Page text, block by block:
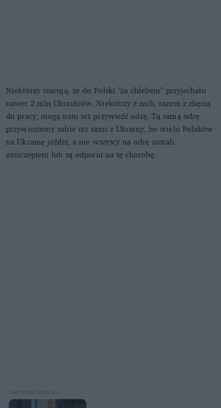
Niektórzy szacują, że do Polski "za chlebem" przyjechało
nawet 2 mln Ukraińców. Niektórzy z nich, razem z chęcią
do pracy, mogą nam też przywieźć odrę. Tą samą odrę
przywieziemy sobie też sami z Ukrainy, bo wielu Polaków
na Ukrainę jeździ, a nie wszyscy na odrę zostali
zaszczepieni lub są odporni na tę chorobę.